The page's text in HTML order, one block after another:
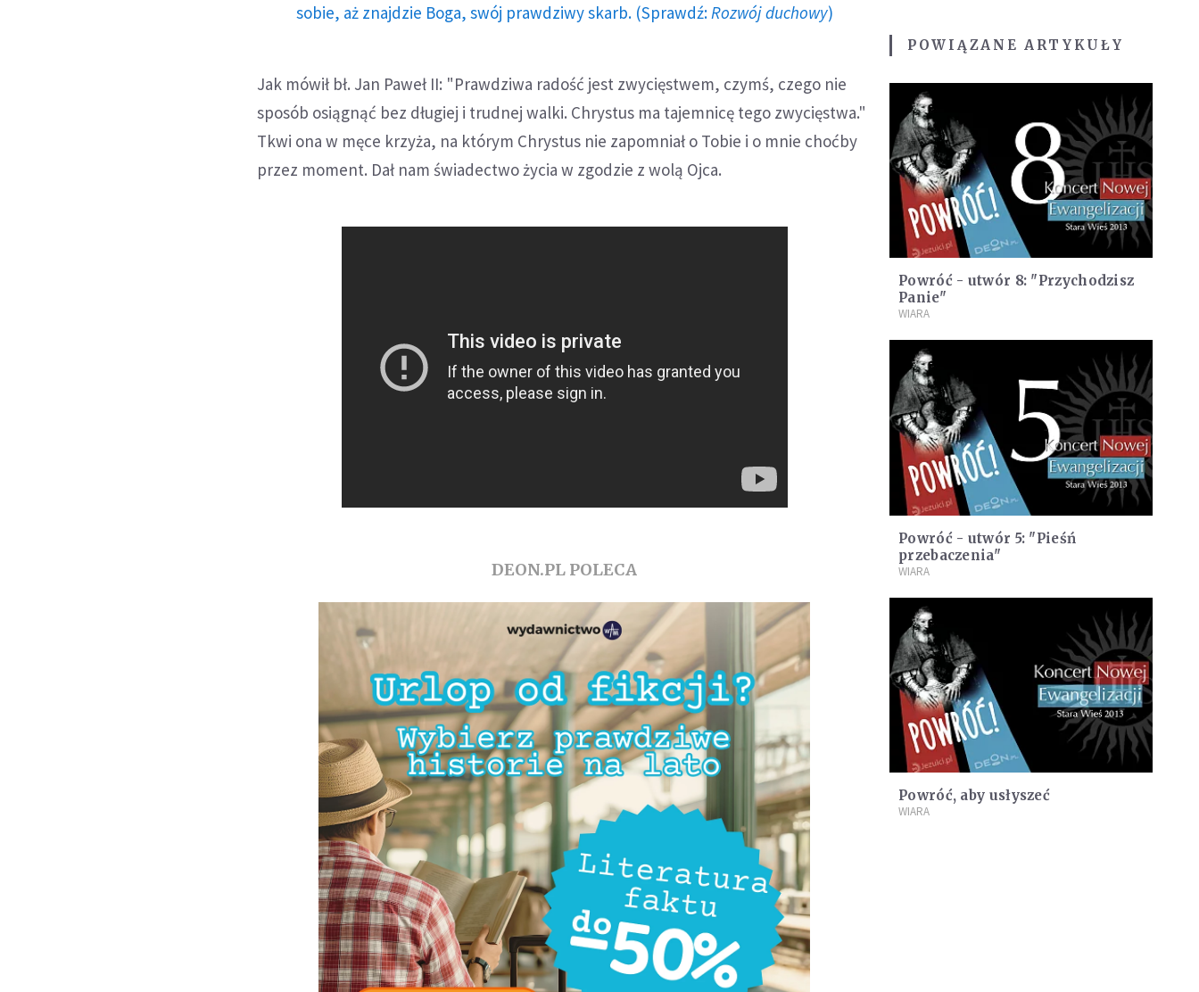
sobie, aż znajdzie Boga, swój prawdziwy skarb. (Sprawdź: Rozwój duchowy)
Jak mówił bł. Jan Paweł II: "Prawdziwa radość jest zwycięstwem, czymś, czego nie
sposób osiągnąć bez długiej i trudnej walki. Chrystus ma tajemnicę tego zwycięstwa."
Tkwi ona w męce krzyża, na którym Chrystus nie zapomniał o Tobie i o mnie choćby
przez moment. Dał nam świadectwo życia w zgodzie z wolą Ojca.
DEON.PL POLECA
POWIĄZANE ARTYKUŁY
Powróć - utwór 8: "Przychodzisz
Panie"
WIARA
Powróć - utwór 5: "Pieśń
przebaczenia"
WIARA
Powróć, aby usłyszeć
WIARA